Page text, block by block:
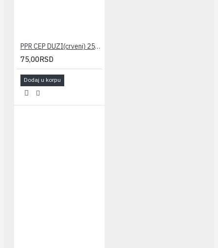
PPR CEP DUZI(crveni) 25x3/4" PESTAN
75,00RSD
Dodaj u korpu